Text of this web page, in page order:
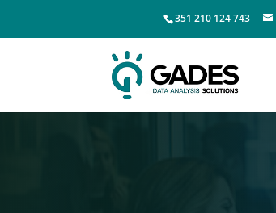
351 210 124 743